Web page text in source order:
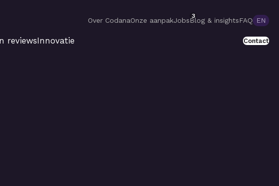
Over CodanaOnze aanpakJobs
3
Blog & insightsFAQ EN
reviewsInnovatie Contact